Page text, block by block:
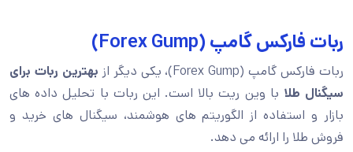
ربات فارکس گامپ (Forex Gump)
ربات فارکس گامپ (Forex Gump)، یکی دیگر از
بهترین ربات برای
سیگنال طلا با وین ریت بالا است. این ربات با تحلیل داده های
بازار و استفاده از الگوریتم های هوشمند، سیگنال های خرید و
فروش طلا را ارائه می دهد.